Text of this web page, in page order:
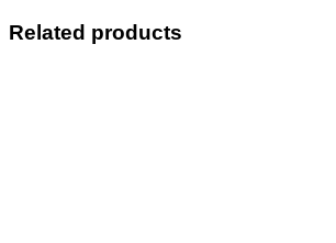
Related products